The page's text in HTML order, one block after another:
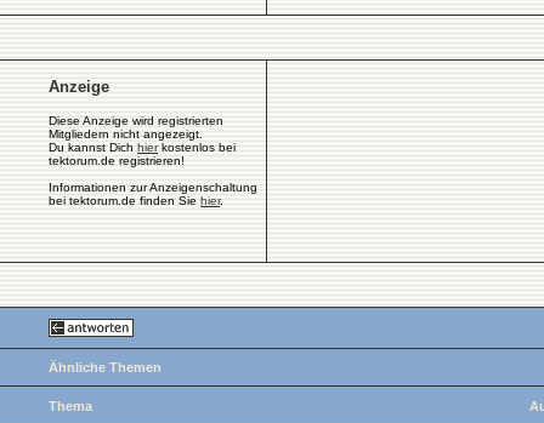
Anzeige
Diese Anzeige wird registrierten
Mitgliedern nicht angezeigt.
Du kannst Dich hierkostenlos bei
tektorum.de registrieren!
Informationen zur Anzeigenschaltung
bei tektorum.de finden Sie hier.
Ähnliche Themen
Thema